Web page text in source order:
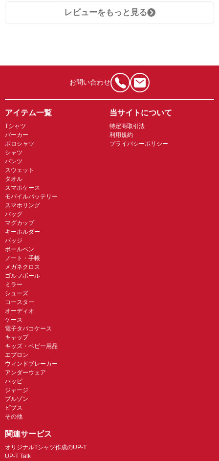
レビューをもっと見る
お問い合わせ
アイテム一覧
Tシャツ
パーカー
ポロシャツ
シャツ
パンツ
スウェット
タオル
スマホケース
モバイルバッテリー
スマホリング
バッグ
マグカップ
キーホルダー
バッジ
ボールペン
ノート・手帳
メガネクロス
ゴルフボール
ミラー
シューズ
コースター
オーディオ
ケース
電子タバコケース
キャップ
キッズ・ベビー用品
エプロン
ウィンドブレーカー
アンダーウェア
ハッピ
ジャージ
ブルゾン
ビブス
その他
当サイトについて
特定商取引法
利用規約
プライバシーポリシー
関連サービス
オリジナルTシャツ作成のUP-T
UP-T Talk